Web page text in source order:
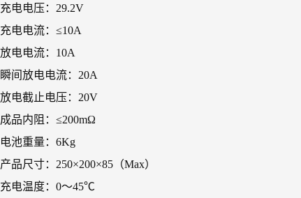
充电电压：29.2V
充电电流：≤10A
放电电流：10A
瞬间放电电流：20A
放电截止电压：20V
成品内阻：≤200mΩ
电池重量：6Kg
产品尺寸：250×200×85（Max）
充电温度：0～45℃